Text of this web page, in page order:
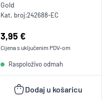
Gold
Kat. broj:242688-EC
Cijena:
3,95 €
Cijena s uključenim PDV-om
Raspoloživo odmah
Dodaj u košaricu